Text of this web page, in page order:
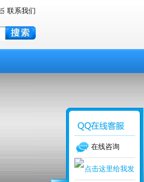
联系我们
在线咨询